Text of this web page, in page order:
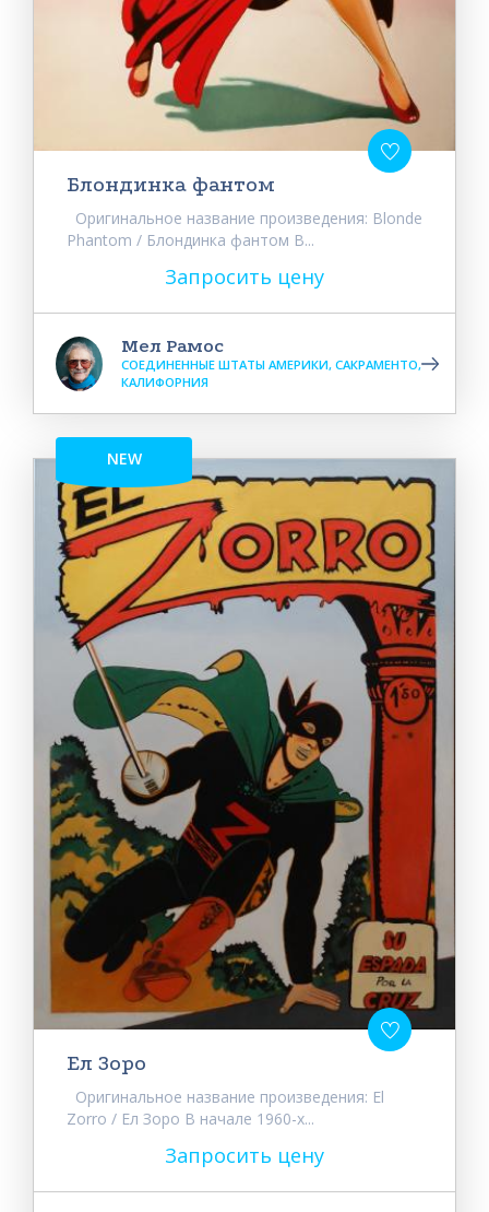
Блондинка фантом
Оригинальное название произведения: Blonde
Phantom / Блондинка фантом В...
Запросить цену
Мел Рамос
СОЕДИНЕННЫЕ ШТАТЫ АМЕРИКИ, САКРАМЕНТО,
КАЛИФОРНИЯ
NEW
Ел Зоро
Оригинальное название произведения: El
Zorro / Ел Зоро В начале 1960-х...
Запросить цену